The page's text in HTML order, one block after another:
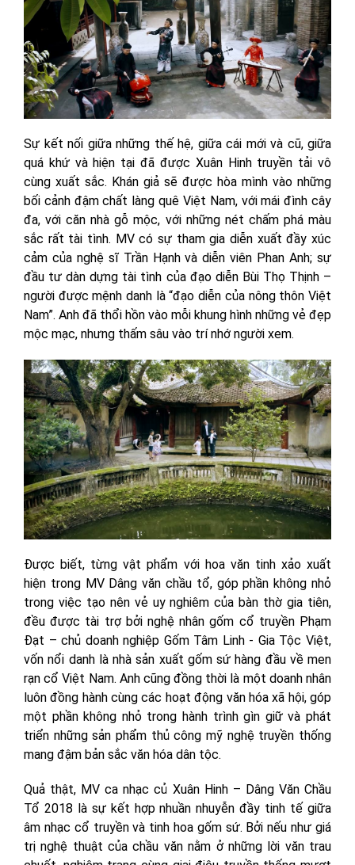
Sự kết nối giữa những thế hệ, giữa cái mới và cũ, giữa
quá khứ và hiện tại đã được Xuân Hinh truyền tải vô
cùng xuất sắc. Khán giả sẽ được hòa mình vào những
bối cảnh đậm chất làng quê Việt Nam, với mái đình cây
đa, với căn nhà gỗ mộc, với những nét chấm phá màu
sắc rất tài tình. MV có sự tham gia diễn xuất đầy xúc
cảm của nghệ sĩ Trần Hạnh và diễn viên Phan Anh; sự
đầu tư dàn dựng tài tình của đạo diễn Bùi Thọ Thịnh –
người được mệnh danh là “đạo diễn của nông thôn Việt
Nam”. Anh đã thổi hồn vào mỗi khung hình những vẻ đẹp
mộc mạc, nhưng thấm sâu vào trí nhớ người xem.
Được biết, từng vật phẩm với hoa văn tinh xảo xuất
hiện trong MV Dâng văn chầu tổ, góp phần không nhỏ
trong việc tạo nên vẻ uy nghiêm của bàn thờ gia tiên,
đều được tài trợ bởi nghệ nhân gốm cổ truyền Phạm
Đạt – chủ doanh nghiệp Gốm Tâm Linh - Gia Tộc Việt,
vốn nổi danh là nhà sản xuất gốm sứ hàng đầu về men
rạn cổ Việt Nam. Anh cũng đồng thời là một doanh nhân
luôn đồng hành cùng các hoạt động văn hóa xã hội, góp
một phần không nhỏ trong hành trình gìn giữ và phát
triển những sản phẩm thủ công mỹ nghệ truyền thống
mang đậm bản sắc văn hóa dân tộc.
Quả thật, MV ca nhạc củ Xuân Hinh – Dâng Văn Chầu
Tổ 2018 là sự kết hợp nhuần nhuyễn đầy tinh tế giữa
âm nhạc cổ truyền và tinh hoa gốm sứ. Bởi nếu như giá
trị nghệ thuật của chầu văn nằm ở những lời văn trau